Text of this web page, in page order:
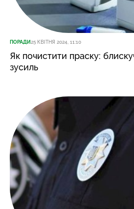
ПОРАДИ25 КВІТНЯ 2024, 11:10
Як почистити праску:
зусиль